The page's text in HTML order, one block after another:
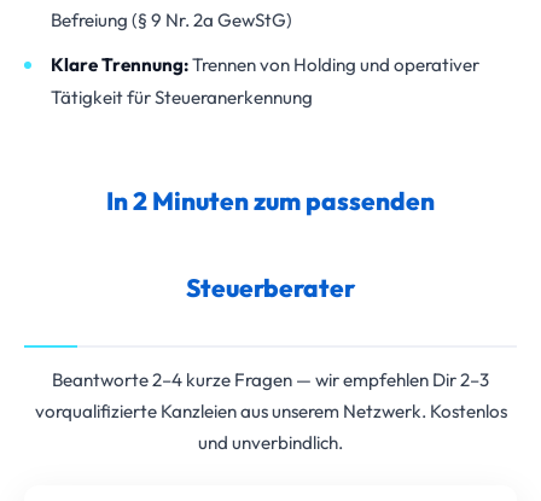
Befreiung (§ 9 Nr. 2a GewStG)
Klare Trennung:Trennen von Holding und operativer
Tätigkeit für Steueranerkennung
In 2 Minuten zum passenden
Steuerberater
Beantworte 2–4 kurze Fragen — wir empfehlen Dir 2–3
vorqualifizierte Kanzleien aus unserem Netzwerk. Kostenlos
und unverbindlich.